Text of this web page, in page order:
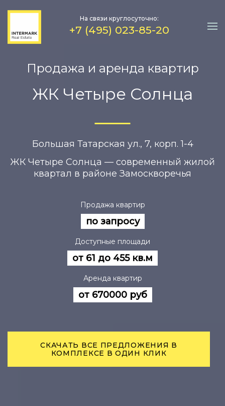
На связи круглосуточно:
+7 (495) 023-85-20
Продажа и аренда квартир
ЖК Четыре Солнца
Большая Татарская ул., 7, корп. 1-4
ЖК Четыре Солнца — современный жилой
квартал в районе Замоскворечья
Продажа квартир
по запросу
Доступные площади
от 61 до 455 кв.м
Аренда квартир
от 670000 руб
СКАЧАТЬ ВСЕ ПРЕДЛОЖЕНИЯ В
КОМПЛЕКСЕ В ОДИН КЛИК